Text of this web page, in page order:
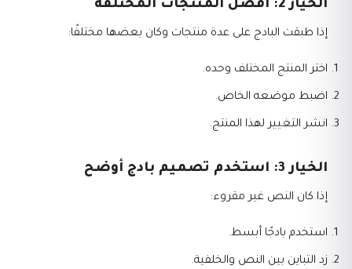
الخيار 2: افصل المنتجات المختلفة
إذا طبقت البادج على عدة منتجات وكان بعضها مختلفًا:
اختر المنتج المختلف وحده.
اضبط موضعه الخاص.
انشر التغيير لهذا المنتج.
الخيار 3: استخدم تصميم بادج أوضح
إذا كان النص غير مقروء:
استخدم بادجًا أبسط.
زد التباين بين النص والخلفية.